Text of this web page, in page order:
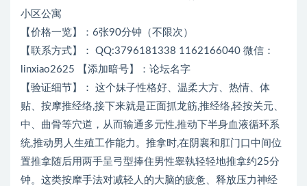
小区公寓
【价格一览】：6张90分钟（不限次）
【联系方式】： QQ:3796181338 1162166040 微信：
linxiao2625 【添加暗号】：论坛名字
【验证细节】： 这个妹子性格好、温柔大方、热情、体
贴、按摩推经络,接下来就是正面抓龙筋,推经络,轻按关元、
中、曲骨等穴道，从而输通多元性,推动下半身血液循环系
统,推动男人生殖工作能力。推拿时,在阴襄和肛门口中间位
置推拿随后用两手呈弓型捧住男性睾執轻轻地推拿约25分
钟。这类按摩手法对减轻人的大脑的疲惫、释放压力神经